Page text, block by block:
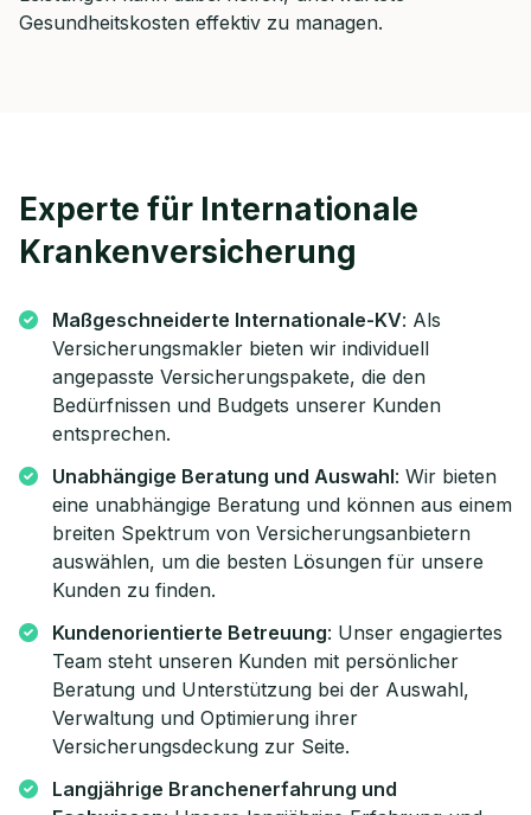
Gesundheitskosten effektiv zu managen.
Experte für Internationale
Krankenversicherung
Maßgeschneiderte Internationale-KV: Als
Versicherungsmakler bieten wir individuell
angepasste Versicherungspakete, die den
Bedürfnissen und Budgets unserer Kunden
entsprechen.
Unabhängige Beratung und Auswahl: Wir bieten
eine unabhängige Beratung und können aus einem
breiten Spektrum von Versicherungsanbietern
auswählen, um die besten Lösungen für unsere
Kunden zu finden.
Kundenorientierte Betreuung: Unser engagiertes
Team steht unseren Kunden mit persönlicher
Beratung und Unterstützung bei der Auswahl,
Verwaltung und Optimierung ihrer
Versicherungsdeckung zur Seite.
Langjährige Branchenerfahrung und